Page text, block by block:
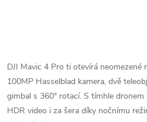
DJI Mavic 4 Pro ti otevírá
100MP Hasselblad kamera, dvě
gimbal s 360° rotací. S tímhle
HDR video i za šera díky nočnímu